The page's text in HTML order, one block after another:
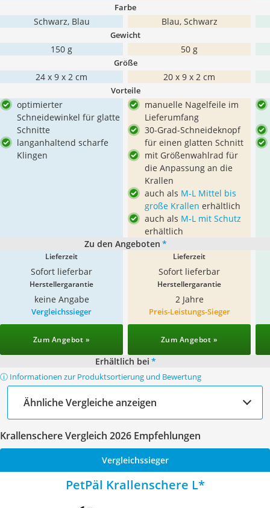
Farbe
Schwarz, Blau Blau, Schwarz
Gewicht
150 g 50 g
Größe
24 x 9 x 2 cm 20 x 9 x 2 cm
Vorteile
optimierter
Schneidewinkel für glatte
Schnitte
langanhaltend scharfe
Klingen
manuelle Nagelfeile im
Lieferumfang
30-Grad-Schneideknopf
für einen glatten Schnitt
mit Größenwahlrad für
die Anpassung an die
Krallen
auch als M-L Mittel bis
große Krallen erhältlich
auch als M-L mit Schutz
erhältlich
Zu den Angeboten *
Lieferzeit
Sofort lieferbar
Lieferzeit
Sofort lieferbar
Herstellergarantie
keine Angabe
Herstellergarantie
2 Jahre
Vergleichssieger
Zum Angebot »
Preis-Leistungs-Sieger
Zum Angebot »
Erhältlich bei *
ⓘ Informationen zur Produktsortierung und Bewertung
Ähnliche Vergleiche anzeigen
Krallenschere Vergleich 2026 Empfehlungen
Vergleichssieger
PetPäl Krallenschere L